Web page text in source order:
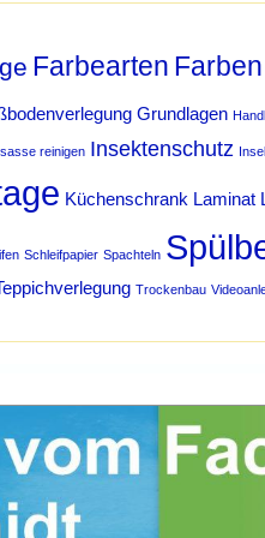
Farbearten Farben
Grundlagen
reinigen Insektenschutz
Küchenschrank Laminat
Schleifpapier Spachteln
Trockenbau